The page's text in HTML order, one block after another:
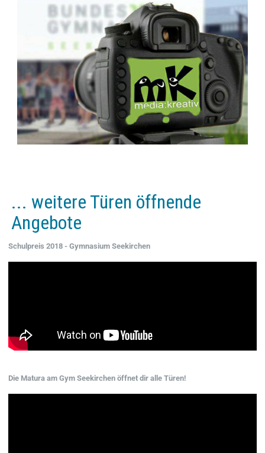
... weitere Türen öffnende
Angebote​
Schulpreis 2018 - Gymnasium Seekirchen
Die Matura am Gym Seekirchen öffnet dir alle Türen!